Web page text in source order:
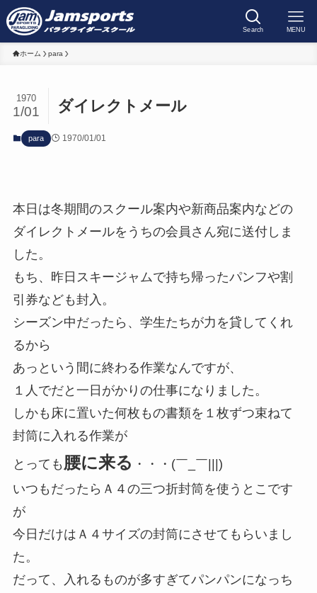
Search MENU
ホーム para
ダイレクトメール
1970
1/01
para 1970/01/01
本日は冬期間のスクール案内や新商品案内などの
ダイレクトメールをうちの会員さん宛に送付しま
した。
もち、昨日スキージャムで持ち帰ったパンフや割
引券なども封入。
シーズン中だったら、学生たちが力を貸してくれ
るから
あっという間に終わる作業なんですが、
１人でだと一日がかりの仕事になりました。
しかも床に置いた何枚もの書類を１枚ずつ束ねて
封筒に入れる作業が
とっても 腰に来る ・・・(￣_￣|||)
いつもだったらＡ４の三つ折封筒を使うとこです
が
今日だけはＡ４サイズの封筒にさせてもらいまし
た。
だって、入れるものが多すぎてパンパンになっち